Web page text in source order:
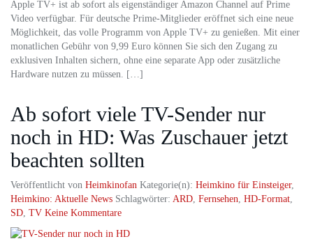
Apple TV+ ist ab sofort als eigenständiger Amazon Channel auf Prime
Video verfügbar. Für deutsche Prime-Mitglieder eröffnet sich eine neue
Möglichkeit, das volle Programm von Apple TV+ zu genießen. Mit einer
monatlichen Gebühr von 9,99 Euro können Sie sich den Zugang zu
exklusiven Inhalten sichern, ohne eine separate App oder zusätzliche
Hardware nutzen zu müssen. […]
Ab sofort viele TV-Sender nur
noch in HD: Was Zuschauer jetzt
beachten sollten
Veröffentlicht von Heimkinofan Kategorie(n): Heimkino für Einsteiger,
Heimkino: Aktuelle News Schlagwörter: ARD, Fernsehen, HD-Format,
SD, TV Keine Kommentare